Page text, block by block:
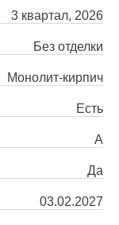
3 квартал, 2026
Без отделки
Монолит-кирпич
Есть
A
Да
03.02.2027